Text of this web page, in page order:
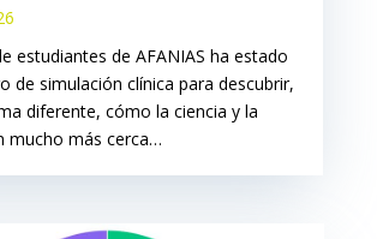
estudiantes de AFANIAS ha estado
de simulación clínica para descubrir,
diferente, cómo la ciencia y la
mucho más cerca…